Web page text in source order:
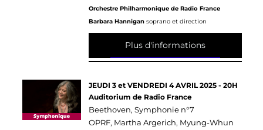
Orchestre Philharmonique de Radio France
Barbara Hannigansoprano et direction
Plus d'informations
JEUDI 3 et VENDREDI 4 AVRIL 2025 - 20H
Auditorium de Radio France
Beethoven, Symphonie n°7
OPRF, Martha Argerich, Myung-Whun